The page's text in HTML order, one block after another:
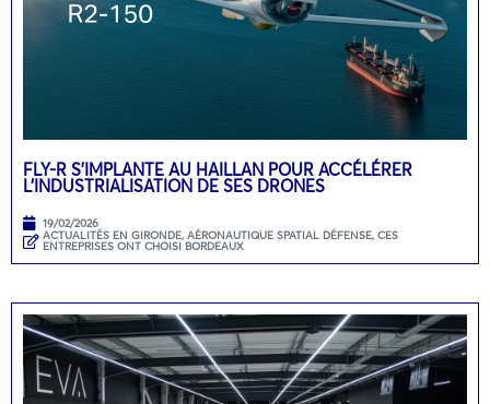
FLY-R S’IMPLANTE AU HAILLAN POUR ACCÉLÉRER
L’INDUSTRIALISATION DE SES DRONES
19/02/2026
ACTUALITÉS EN GIRONDE, AÉRONAUTIQUE SPATIAL DÉFENSE, CES
ENTREPRISES ONT CHOISI BORDEAUX